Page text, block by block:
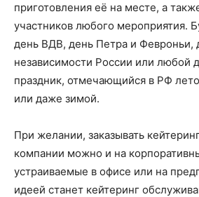
приготовления её на месте, а
участников любого мероприятия.
день ВДВ, день Петра и Февроньи,
независимости России или любой
праздник, отмечающийся в РФ
или даже зимой.
При желании, заказывать
компании можно и на
устраиваемые в офисе или на
идеей станет кейтеринг